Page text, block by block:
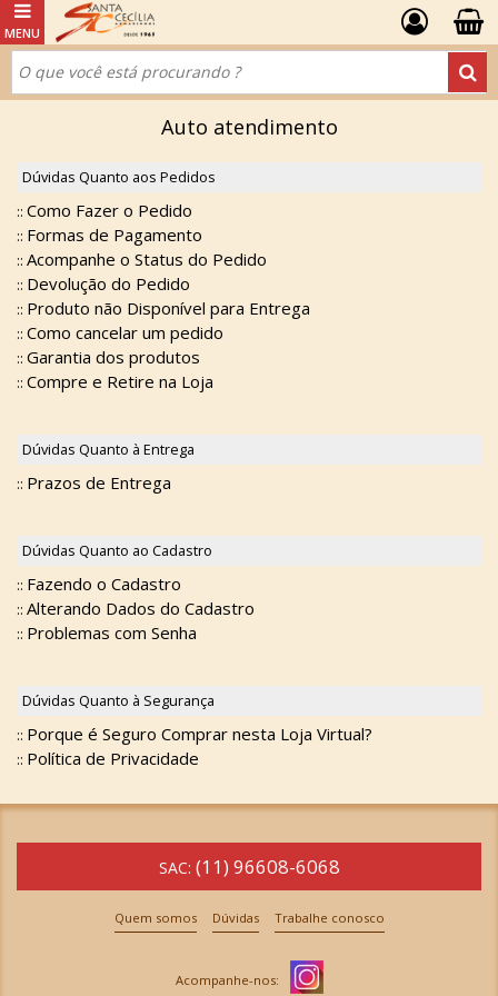
Auto atendimento
Dúvidas Quanto aos Pedidos
:: Como Fazer o Pedido
:: Formas de Pagamento
:: Acompanhe o Status do Pedido
:: Devolução do Pedido
:: Produto não Disponível para Entrega
:: Como cancelar um pedido
:: Garantia dos produtos
:: Compre e Retire na Loja
Dúvidas Quanto à Entrega
:: Prazos de Entrega
Dúvidas Quanto ao Cadastro
:: Fazendo o Cadastro
:: Alterando Dados do Cadastro
:: Problemas com Senha
Dúvidas Quanto à Segurança
:: Porque é Seguro Comprar nesta Loja Virtual?
:: Política de Privacidade
SAC: (11) 96608-6068
Quem somos Dúvidas Trabalhe conosco